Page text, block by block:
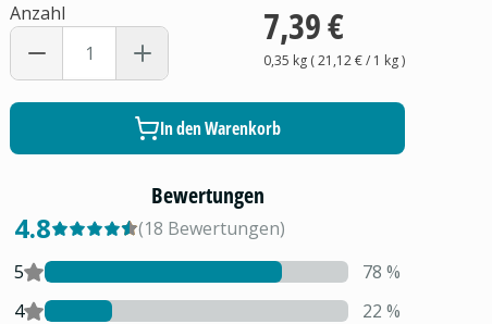
Anzahl 7,39 €
0,35 kg(21,12 €/ 1 kg)
In den Warenkorb
Bewertungen
4.8 (18 Bewertungen)
5
78 %
4
22 %